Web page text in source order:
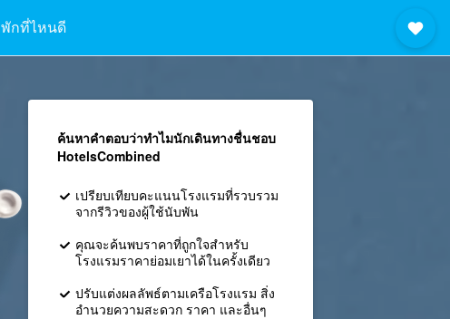
พักที่ไหนดี
ค้นหาคำตอบว่าทำไมนักเดินทางชื่นชอบ
HotelsCombined
เปรียบเทียบคะแนนโรงแรมที่รวบรวม
จากรีวิวของผู้ใช้นับพัน
คุณจะค้นพบราคาที่ถูกใจสำหรับ
โรงแรมราคาย่อมเยาได้ในครั้งเดียว
ปรับแต่งผลลัพธ์ตามเครือโรงแรม สิ่ง
อำนวยความสะดวก ราคา และอื่นๆ